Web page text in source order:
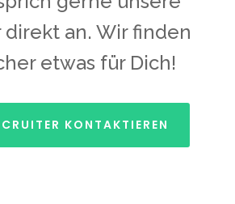
direkt an. Wir finden
etwas für Dich!
KONTAKTIEREN